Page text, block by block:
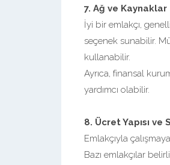
7. Ağ ve Kaynaklar
İyi bir emlakçı,
seçenek sunabilir.
kullanabilir.
Ayrıca, finansal
yardımcı olabilir.
8. Ücret Yapısı ve
Emlakçıyla
Bazı emlakçılar